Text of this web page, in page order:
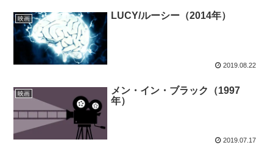
映画 LUCY/ルーシー（2014年）
2019.08.22
映画
メン・イン・ブラック（1997
年）
2019.07.17